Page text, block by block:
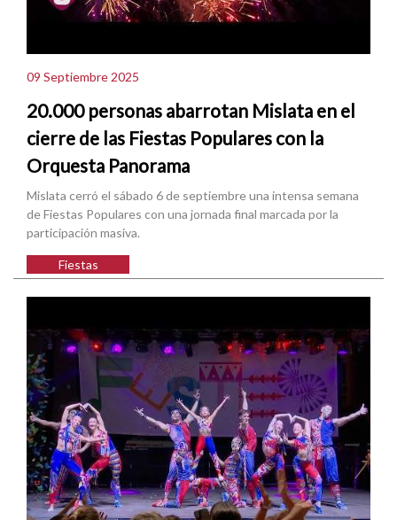
09 Septiembre 2025
20.000 personas abarrotan Mislata en el
cierre de las Fiestas Populares con la
Orquesta Panorama
Mislata cerró el sábado 6 de septiembre una intensa semana
de Fiestas Populares con una jornada final marcada por la
participación masiva.
Fiestas